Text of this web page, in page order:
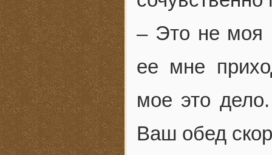
– Это не моя
ее мне
мое это
Ваш обед